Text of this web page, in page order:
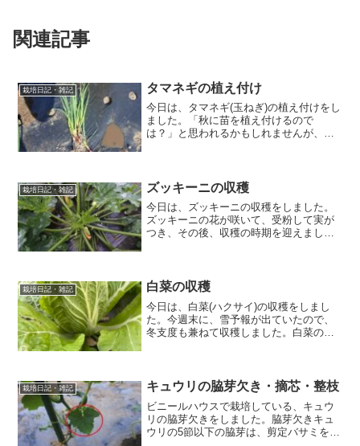
関連記事
栽培日記・雑記 タマネギの植え付け
今日は、タマネギ(玉ねぎ)の植え付けをし
ました。「秋に苗を植え付けるので
は？」と思われるかもしれませんが、私
を畑に植え付けました。畑の...
栽培日記・雑記 ズッキーニの収穫
今日は、ズッキーニの収穫をしました。
ズッキーニの花が咲いて、受粉して実が
つき、その後、収穫の時期を迎えまし
温が高い日が続いたこともあ...
栽培日記・雑記 白菜の収穫
今日は、白菜(ハクサイ)の収穫をしまし
た。今週末に、雪予報が出ていたので、
冬支度も兼ねて収穫しました。白菜の収
て結球部分を横に倒し...
栽培日記・雑記 キュウリの脇芽欠き・摘芯・整枝
ビニールハウスで栽培している、キュウ
リの脇芽欠きをしました。脇芽欠きキュ
ウリの5節以下の脇芽は、剪定バサミを使